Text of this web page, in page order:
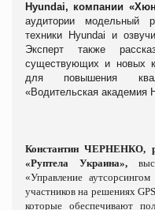
Hyundai, компании
аудитории
модельный
техники Hyundai и
Эксперт также
существующих и новых
для повышения
«Водительская академия
Константин ЧЕРНЕНКО,
«Руптела Украина»,
«Управление
участников на решениях
которые обеспечивают